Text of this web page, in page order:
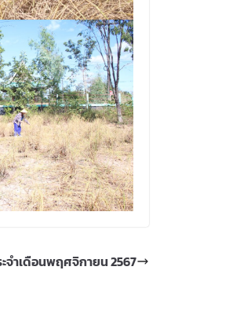
จำเดือนพฤศจิกายน 2567